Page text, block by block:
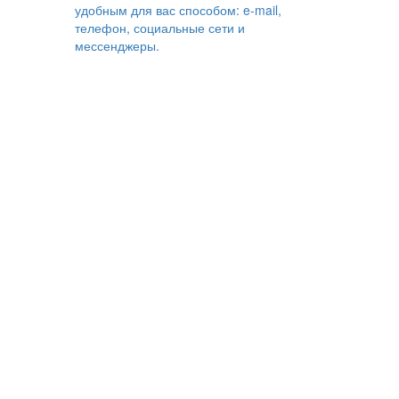
удобным для вас способом: e-mail,
телефон, социальные сети и
мессенджеры.